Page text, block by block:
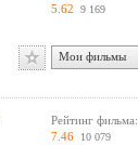
5.62 9 169
Мои фильмы
Рейтинг фильма:
7.46
10 079